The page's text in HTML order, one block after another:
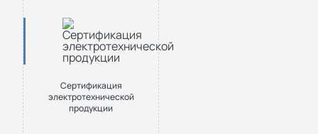
Сертификация
электротехнической
продукции